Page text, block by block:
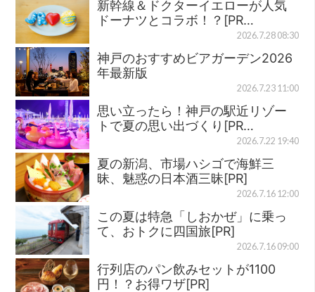
新幹線＆ドクターイエローが人気
ドーナツとコラボ！？[PR…
2026.7.28 08:30
神戸のおすすめビアガーデン2026
年最新版
2026.7.23 11:00
思い立ったら！神戸の駅近リゾー
トで夏の思い出づくり[PR…
2026.7.22 19:40
夏の新潟、市場ハシゴで海鮮三
昧、魅惑の日本酒三昧[PR]
2026.7.16 12:00
この夏は特急「しおかぜ」に乗っ
て、おトクに四国旅[PR]
2026.7.16 09:00
行列店のパン飲みセットが1100
円！？お得ワザ[PR]